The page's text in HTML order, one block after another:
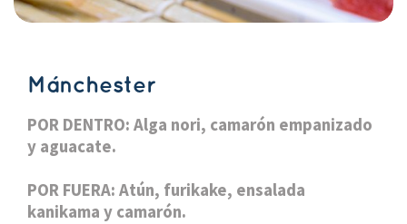
Mánchester
POR DENTRO: Alga nori, camarón empanizado
y aguacate.
POR FUERA: Atún, furikake, ensalada
kanikama y camarón.